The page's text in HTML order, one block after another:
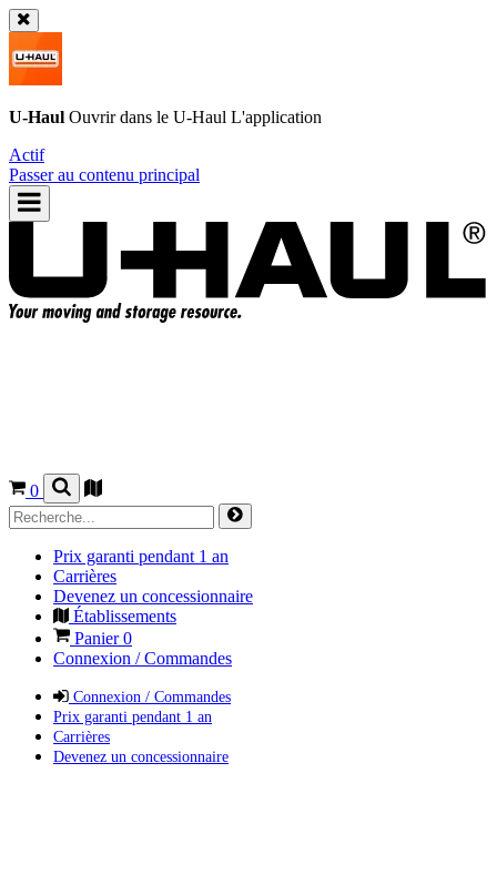
U-Haul Ouvrir dans le U-Haul L'application
Actif
Passer au contenu principal
0
Prix garanti pendant 1 an
Carrières
Devenez un concessionnaire
Établissements
Panier0
Connexion / Commandes
Connexion / Commandes
Prix garanti pendant 1 an
Carrières
Devenez un concessionnaire